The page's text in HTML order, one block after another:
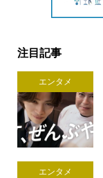
注目記事
エンタメ
エンタメ